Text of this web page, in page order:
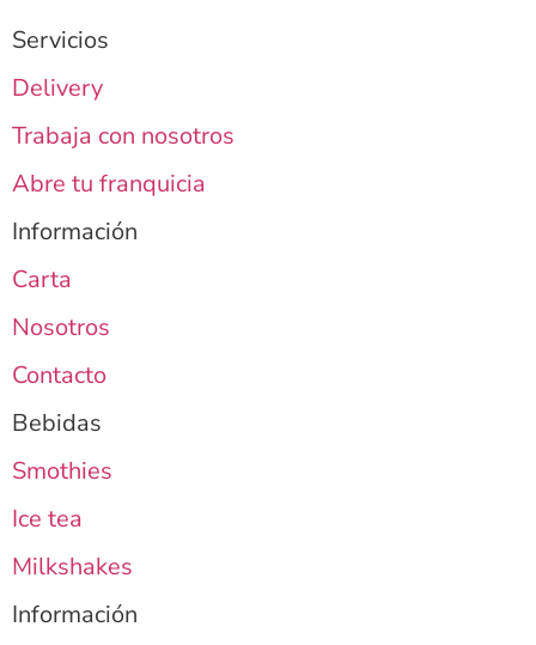
Servicios
Delivery
Trabaja con nosotros
Abre tu franquicia
Información
Carta
Nosotros
Contacto
Bebidas
Smothies
Ice tea
Milkshakes
Información